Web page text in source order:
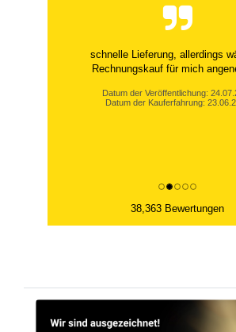
schnelle Lieferung, allerdings
Rechnungskauf für mich
Datum der Veröffentlichung:
Datum der Kauferfahrung:
38,363 Bewertungen